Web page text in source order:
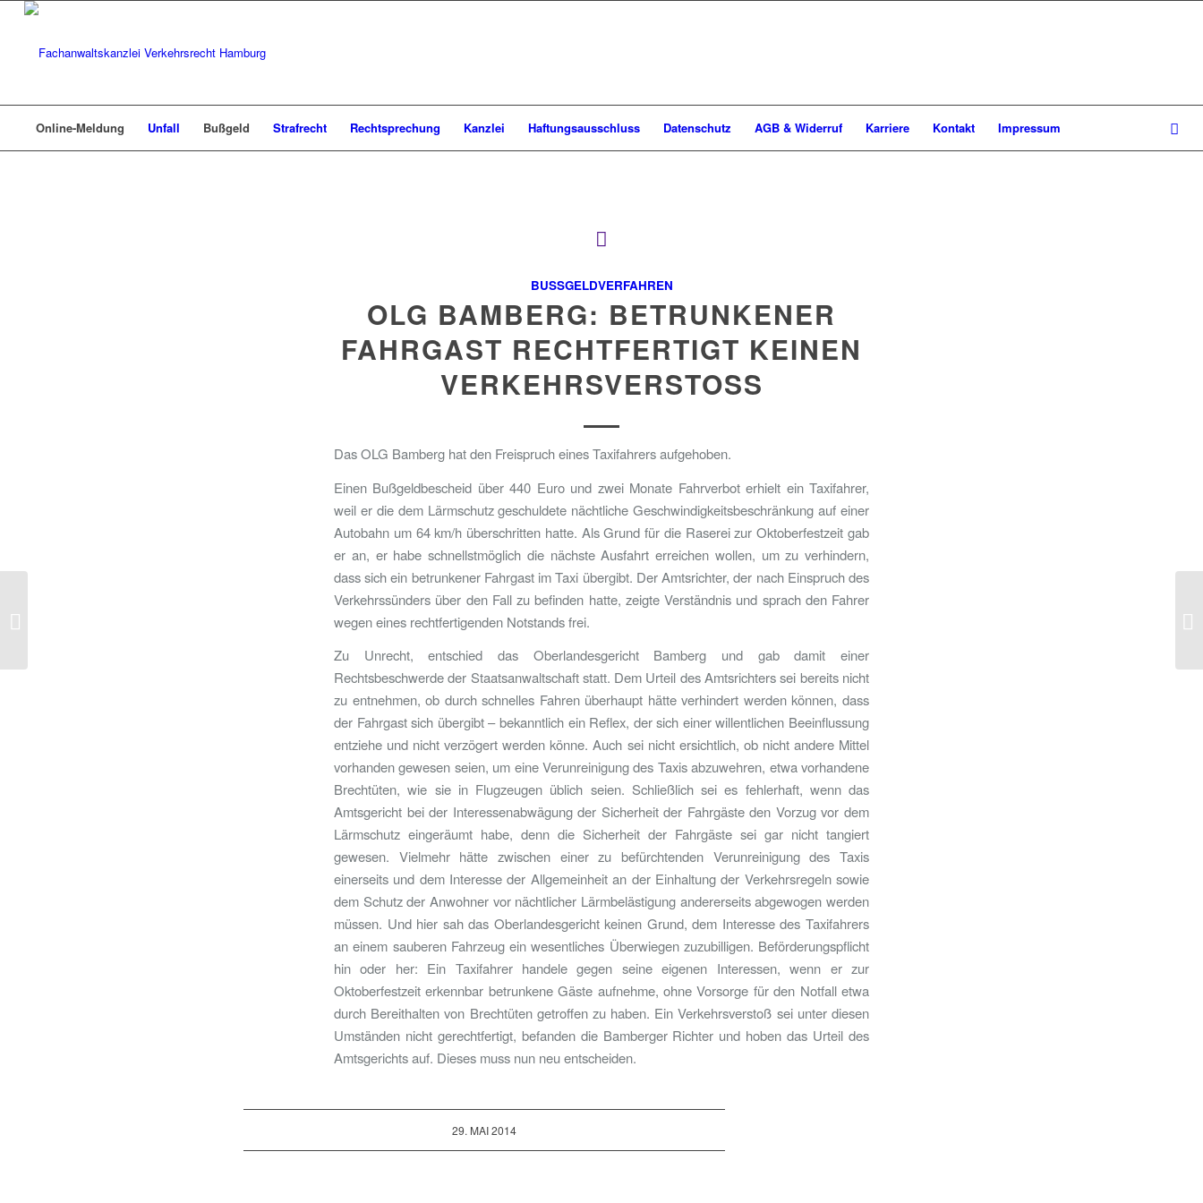
Online-Meldung Unfall Bußgeld Strafrecht Rechtsprechung Kanzlei Haftungsausschluss Datenschutz AGB & Widerruf Karriere Kontakt Impressum
BUSSGELDVERFAHREN
OLG BAMBERG: BETRUNKENER
FAHRGAST RECHTFERTIGT KEINEN
VERKEHRSVERSTOSS
Das OLG Bamberg hat den Freispruch eines Taxifahrers aufgehoben.
Einen Bußgeldbescheid über 440 Euro und zwei Monate Fahrverbot erhielt ein Taxifahrer,
weil er die dem Lärmschutz geschuldete nächtliche Geschwindigkeitsbeschränkung auf einer
Autobahn um 64 km/h überschritten hatte. Als Grund für die Raserei zur Oktoberfestzeit gab
er an, er habe schnellstmöglich die nächste Ausfahrt erreichen wollen, um zu verhindern,
dass sich ein betrunkener Fahrgast im Taxi übergibt. Der Amtsrichter, der nach Einspruch des
Verkehrssünders über den Fall zu befinden hatte, zeigte Verständnis und sprach den Fahrer
wegen eines rechtfertigenden Notstands frei.
Zu Unrecht, entschied das Oberlandesgericht Bamberg und gab damit einer
Rechtsbeschwerde der Staatsanwaltschaft statt. Dem Urteil des Amtsrichters sei bereits nicht
zu entnehmen, ob durch schnelles Fahren überhaupt hätte verhindert werden können, dass
der Fahrgast sich übergibt – bekanntlich ein Reflex, der sich einer willentlichen Beeinflussung
entziehe und nicht verzögert werden könne. Auch sei nicht ersichtlich, ob nicht andere Mittel
vorhanden gewesen seien, um eine Verunreinigung des Taxis abzuwehren, etwa vorhandene
Brechtüten, wie sie in Flugzeugen üblich seien. Schließlich sei es fehlerhaft, wenn das
Amtsgericht bei der Interessenabwägung der Sicherheit der Fahrgäste den Vorzug vor dem
Lärmschutz eingeräumt habe, denn die Sicherheit der Fahrgäste sei gar nicht tangiert
gewesen. Vielmehr hätte zwischen einer zu befürchtenden Verunreinigung des Taxis
einerseits und dem Interesse der Allgemeinheit an der Einhaltung der Verkehrsregeln sowie
dem Schutz der Anwohner vor nächtlicher Lärmbelästigung andererseits abgewogen werden
müssen. Und hier sah das Oberlandesgericht keinen Grund, dem Interesse des Taxifahrers
an einem sauberen Fahrzeug ein wesentliches Überwiegen zuzubilligen. Beförderungspflicht
hin oder her: Ein Taxifahrer handele gegen seine eigenen Interessen, wenn er zur
Oktoberfestzeit erkennbar betrunkene Gäste aufnehme, ohne Vorsorge für den Notfall etwa
durch Bereithalten von Brechtüten getroffen zu haben. Ein Verkehrsverstoß sei unter diesen
Umständen nicht gerechtfertigt, befanden die Bamberger Richter und hoben das Urteil des
Amtsgerichts auf. Dieses muss nun neu entscheiden.
29. MAI 2014